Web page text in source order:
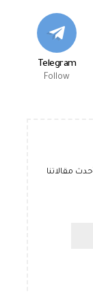
Telegram
Follow
مقالاتنا